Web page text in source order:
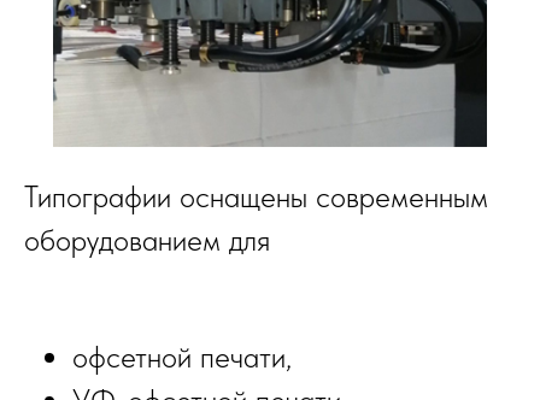
Типографии оснащены современным
оборудованием для
офсетной печати,